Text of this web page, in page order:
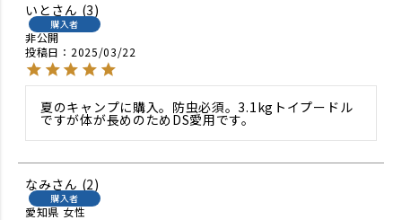
いと 3
購入者
非公開
投稿日
2025/03/22
夏のキャンプに購入。防虫必須。3.1kgトイプードル
ですが体が長めのためDS愛用です。
なみ 2
購入者
愛知県 女性